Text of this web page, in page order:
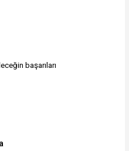
başarıları